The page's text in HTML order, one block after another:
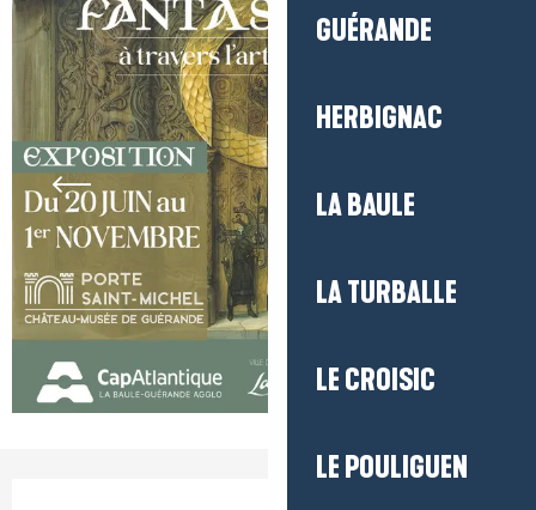
GUÉRANDE
HERBIGNAC
LA BAULE
LA TURBALLE
LE CROISIC
LE POULIGUEN